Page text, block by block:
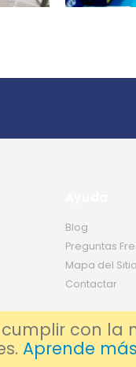
con la
Aprende más
Blog
Preguntas
Mapa del Sitio
Contactar